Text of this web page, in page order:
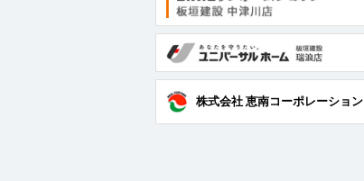
株式会社 恵南コーポレーション